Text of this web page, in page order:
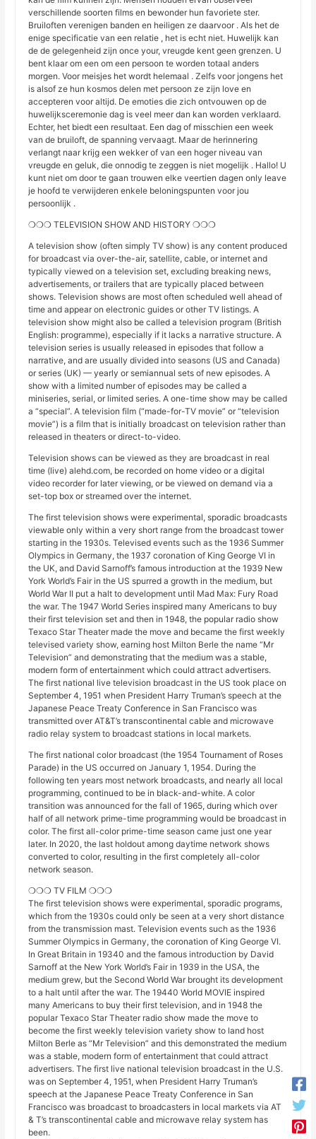
verschillende soorten films en bewonder hun favoriete ster.
Bruiloften verenigen banden en heiligen ze daarvoor . Als het de
enige specificatie van een relatie , het is echt niet. Huwelijk kan
de de gelegenheid zijn once your, vreugde kent geen grenzen. U
bent klaar om een om een ​​persoon te worden totaal anders
morgen. Voor meisjes het wordt helemaal . Zelfs voor jongens het
is alsof ze hun kosmos delen met persoon ze zijn love en
accepteren voor altijd. De emoties die zich ontvouwen op de
huwelijksceremonie dag is veel meer dan kan worden verklaard.
Echter, het biedt een resultaat. Een dag of misschien een week
van de bruiloft, de spanning vervaagt. Maar de herinnering
verlangt naar krijg een wekker of van een hoger niveau van
vreugde en geluk, die onnodig te zeggen is niet mogelijk . Hallo! U
kunt niet om door te gaan trouwen elke veertien dagen only leave
je hoofd te verwijderen enkele beloningspunten voor jou
persoonlijk .
❍❍❍ TELEVISION SHOW AND HISTORY ❍❍❍
A television show (often simply TV show) is any content produced
for broadcast via over-the-air, satellite, cable, or internet and
typically viewed on a television set, excluding breaking news,
advertisements, or trailers that are typically placed between
shows. Television shows are most often scheduled well ahead of
time and appear on electronic guides or other TV listings. A
television show might also be called a television program (British
English: programme), especially if it lacks a narrative structure. A
television series is usually released in episodes that follow a
narrative, and are usually divided into seasons (US and Canada)
or series (UK) — yearly or semiannual sets of new episodes. A
show with a limited number of episodes may be called a
miniseries, serial, or limited series. A one-time show may be called
a “special”. A television film (“made-for-TV movie” or “television
movie”) is a film that is initially broadcast on television rather than
released in theaters or direct-to-video.
Television shows can be viewed as they are broadcast in real
time (live) alehd.com, be recorded on home video or a digital
video recorder for later viewing, or be viewed on demand via a
set-top box or streamed over the internet.
The first television shows were experimental, sporadic broadcasts
viewable only within a very short range from the broadcast tower
starting in the 1930s. Televised events such as the 1936 Summer
Olympics in Germany, the 1937 coronation of King George VI in
the UK, and David Sarnoff’s famous introduction at the 1939 New
York World’s Fair in the US spurred a growth in the medium, but
World War II put a halt to development until Mad Max: Fury Road
the war. The 1947 World Series inspired many Americans to buy
their first television set and then in 1948, the popular radio show
Texaco Star Theater made the move and became the first weekly
televised variety show, earning host Milton Berle the name “Mr
Television” and demonstrating that the medium was a stable,
modern form of entertainment which could attract advertisers.
The first national live television broadcast in the US took place on
September 4, 1951 when President Harry Truman’s speech at the
Japanese Peace Treaty Conference in San Francisco was
transmitted over AT&T’s transcontinental cable and microwave
radio relay system to broadcast stations in local markets.
The first national color broadcast (the 1954 Tournament of Roses
Parade) in the US occurred on January 1, 1954. During the
following ten years most network broadcasts, and nearly all local
programming, continued to be in black-and-white. A color
transition was announced for the fall of 1965, during which over
half of all network prime-time programming would be broadcast in
color. The first all-color prime-time season came just one year
later. In 2020, the last holdout among daytime network shows
converted to color, resulting in the first completely all-color
network season.
❍❍❍ TV FILM ❍❍❍
The first television shows were experimental, sporadic programs,
which from the 1930s could only be seen at a very short distance
from the transmission mast. Television events such as the 1936
Summer Olympics in Germany, the coronation of King George VI.
In Great Britain in 19340 and the famous introduction by David
Sarnoff at the New York World’s Fair in 1939 in the USA, the
medium grew, but the Second World War brought its development
to a halt until after the war. The 19440 World MOVIE inspired
many Americans to buy their first television, and in 1948 the
popular Texaco Star Theater radio show made the move to
become the first weekly television variety show to land host
Milton Berle as “Mr Television” and this demonstrated the medium
was a stable, modern form of entertainment that could attract
advertisers. The first live national television broadcast in the U.S.
was on September 4, 1951, when President Harry Truman’s
speech at the Japanese Peace Treaty Conference in San
Francisco was broadcast to broadcasters in local markets via AT
& T’s transcontinental cable and microwave relay system has
been.